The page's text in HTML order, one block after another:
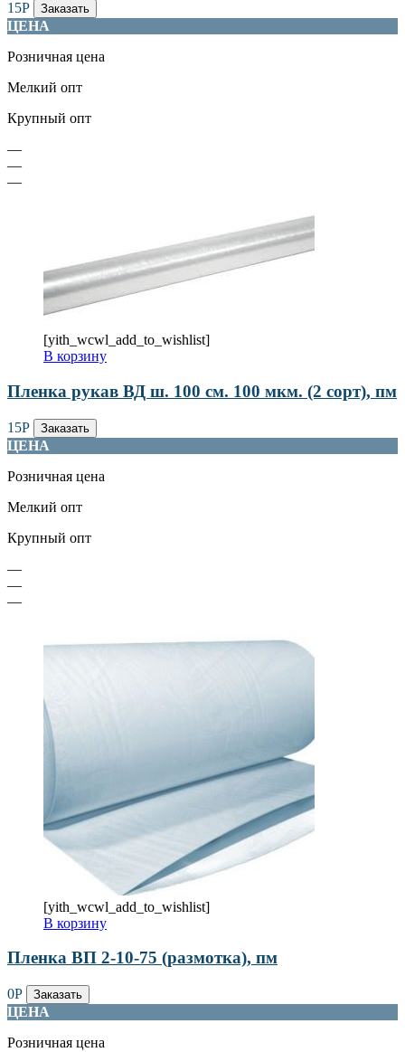
15Р Заказать
ЦЕНА
Розничная цена
Мелкий опт
Крупный опт
—
—
—
[yith_wcwl_add_to_wishlist]
В корзину
Пленка рукав ВД ш. 100 см. 100 мкм. (2 сорт), пм
15Р Заказать
ЦЕНА
Розничная цена
Мелкий опт
Крупный опт
—
—
—
[yith_wcwl_add_to_wishlist]
В корзину
Пленка ВП 2-10-75 (размотка), пм
0Р Заказать
ЦЕНА
Розничная цена